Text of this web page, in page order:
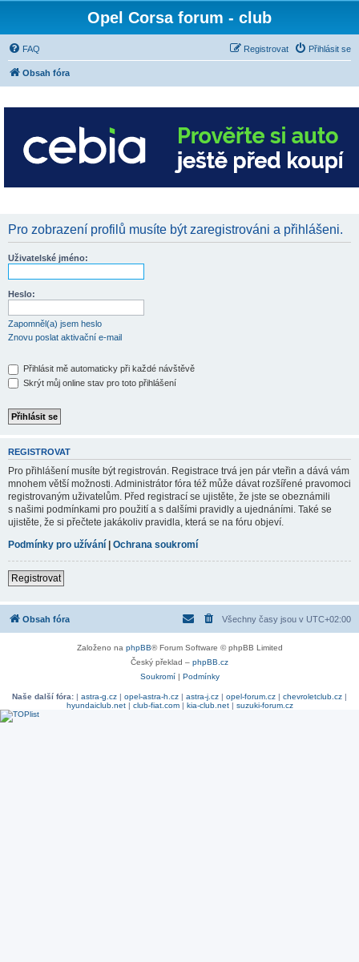
Opel Corsa forum - club
FAQ Přihlásit se
Registrovat
Obsah fóra
Pro zobrazení profilů musíte být zaregistrováni a přihlášeni.
Uživatelské jméno:
Heslo:
Zapomněl(a) jsem heslo
Znovu poslat aktivační e-mail
Přihlásit mě automaticky při každé návštěvě
Skrýt můj online stav pro toto přihlášení
REGISTROVAT
Pro přihlášení musíte být registrován. Registrace trvá jen pár vteřin a dává vám
mnohem větší možnosti. Administrátor fóra též může dávat rozšířené pravomoci
registrovaným uživatelům. Před registrací se ujistěte, že jste se obeznámili
s našimi podmínkami pro použití a s dalšími pravidly a ujednáními. Také se
ujistěte, že si přečtete jakákoliv pravidla, která se na fóru objeví.
Podmínky pro užívání | Ochrana soukromí
Registrovat
Obsah fóra Všechny časy jsou v UTC+02:00
Založeno na phpBB® Forum Software © phpBB Limited
Český překlad – phpBB.cz
Soukromí| Podmínky
Naše další fóra: | astra-g.cz | opel-astra-h.cz | astra-j.cz | opel-forum.cz | chevroletclub.cz |
hyundaiclub.net| club-fiat.com| kia-club.net| suzuki-forum.cz